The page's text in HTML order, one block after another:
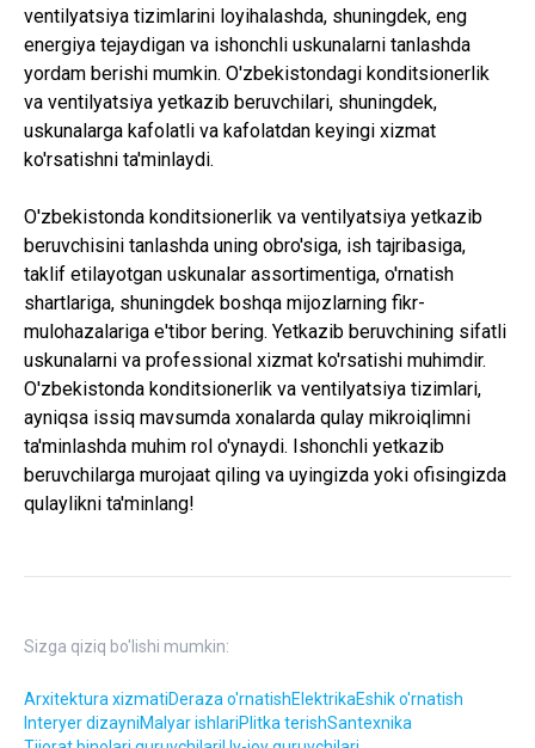
ventilyatsiya tizimlarini loyihalashda, shuningdek, eng
energiya tejaydigan va ishonchli uskunalarni tanlashda
yordam berishi mumkin. O'zbekistondagi konditsionerlik
va ventilyatsiya yetkazib beruvchilari, shuningdek,
uskunalarga kafolatli va kafolatdan keyingi xizmat
ko'rsatishni ta'minlaydi.
O'zbekistonda konditsionerlik va ventilyatsiya yetkazib
beruvchisini tanlashda uning obro'siga, ish tajribasiga,
taklif etilayotgan uskunalar assortimentiga, o'rnatish
shartlariga, shuningdek boshqa mijozlarning fikr-
mulohazalariga e'tibor bering. Yetkazib beruvchining sifatli
uskunalarni va professional xizmat ko'rsatishi muhimdir.
O'zbekistonda konditsionerlik va ventilyatsiya tizimlari,
ayniqsa issiq mavsumda xonalarda qulay mikroiqlimni
ta'minlashda muhim rol o'ynaydi. Ishonchli yetkazib
beruvchilarga murojaat qiling va uyingizda yoki ofisingizda
qulaylikni ta'minlang!
Sizga qiziq bo'lishi mumkin:
Arxitektura xizmatiDeraza o'rnatishElektrikaEshik o'rnatish
Interyer dizayniMalyar ishlariPlitka terishSantexnika